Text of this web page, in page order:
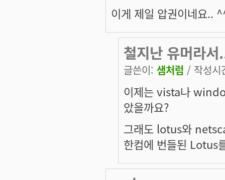
이게 제일 압권이네요..
철지난 유머라서
글쓴이: 샘처럼 / 작성
이제는 vista나
았을까요?
그래도 lotus와
한컴에 번들된 Lotus